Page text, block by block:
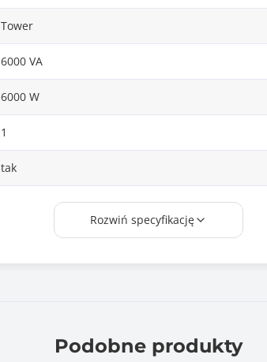
Tower
6000 VA
6000 W
1
tak
Windows/Linux/Unix
Rozwiń specyfikację
Podobne produkty